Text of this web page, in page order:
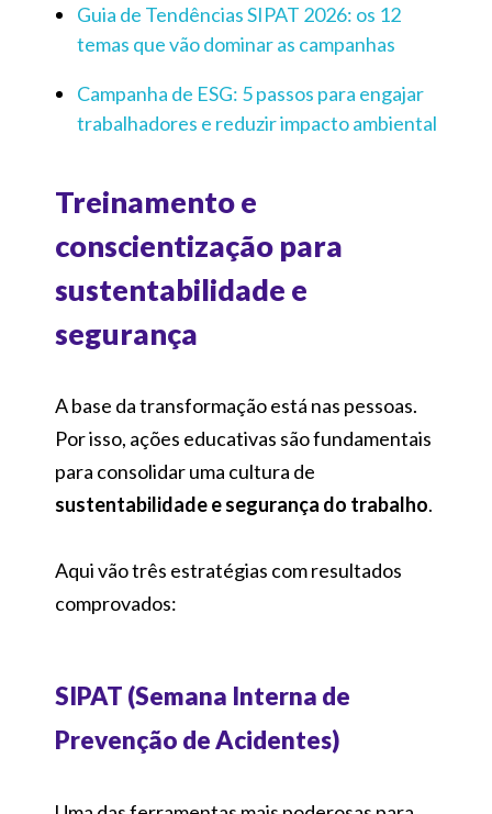
Guia de Tendências SIPAT 2026: os 12
temas que vão dominar as campanhas
Campanha de ESG: 5 passos para engajar
trabalhadores e reduzir impacto ambiental
Treinamento e
conscientização para
sustentabilidade e
segurança
A base da transformação está nas pessoas.
Por isso, ações educativas são fundamentais
para consolidar uma cultura de
sustentabilidade e segurança do trabalho.
Aqui vão três estratégias com resultados
comprovados:
SIPAT (Semana Interna de
Prevenção de Acidentes)